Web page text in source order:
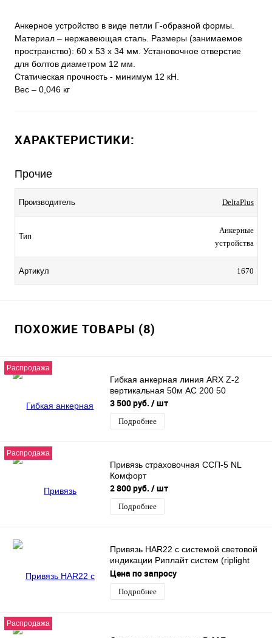
Анкерное устройство в виде петли Г-образной формы.
Материал – нержавеющая сталь. Размеры (занимаемое
пространство): 60 x 53 x 34 мм. Установочное отверстие
для болтов диаметром 12 мм.
Статическая прочность - минимум 12 кН.
Вес – 0,046 кг
ХАРАКТЕРИСТИКИ:
Прочие
Производитель DeltaPlus
Тип
Анкерные
устройства
Артикул 1670
ПОХОЖИЕ ТОВАРЫ (8)
Распродажа
Гибкая анкерная линия ARX Z-2
вертикальная 50м AC 200 50
3 500 руб. / шт
Подробнее
Распродажа
Привязь страховочная ССП-5 NL
Комфорт
2 800 руб. / шт
Подробнее
Привязь HAR22 с системой световой
индикации Риплайт систем (riplight
system II) - 2 точки крепления
Цена по запросу
Подробнее
Распродажа